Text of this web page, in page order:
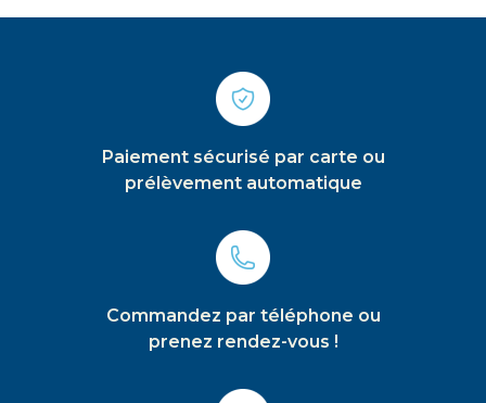
Paiement sécurisé par carte ou
prélèvement automatique
Commandez par téléphone ou
prenez rendez-vous !